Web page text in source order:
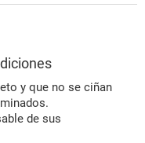
y que no se ciñan
de sus